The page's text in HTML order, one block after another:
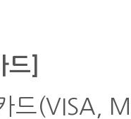
]
드(VISA,